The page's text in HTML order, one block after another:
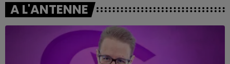
A L'ANTENNE